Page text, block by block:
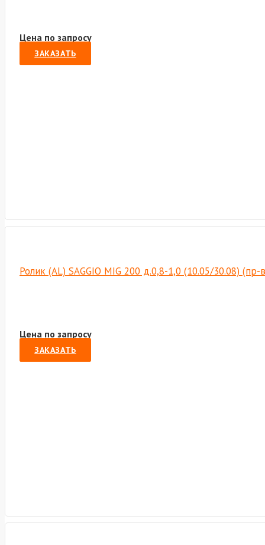
Цена по запросу
ЗАКАЗАТЬ
Ролик (AL) SAGGIO MIG 200 д.0,8-1,0 (10.05/30.08)
Цена по запросу
ЗАКАЗАТЬ